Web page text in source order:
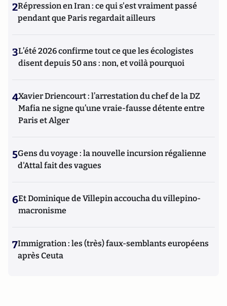
2Répression en Iran : ce qui s'est vraiment passé
pendant que Paris regardait ailleurs
3L’été 2026 confirme tout ce que les écologistes
disent depuis 50 ans : non, et voilà pourquoi
4Xavier Driencourt : l’arrestation du chef de la DZ
Mafia ne signe qu’une vraie-fausse détente entre
Paris et Alger
5Gens du voyage : la nouvelle incursion régalienne
d'Attal fait des vagues
6Et Dominique de Villepin accoucha du villepino-
macronisme
7Immigration : les (très) faux-semblants européens
après Ceuta